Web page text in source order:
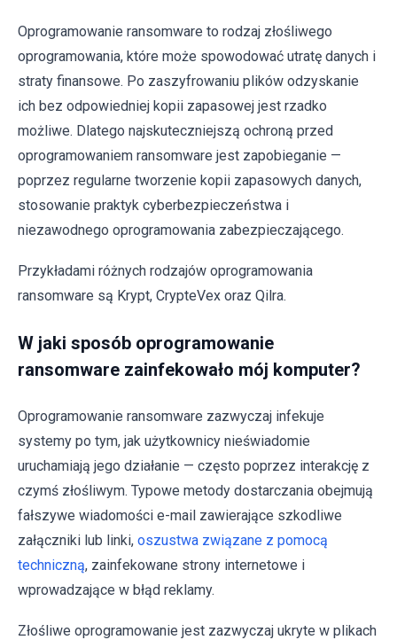
Oprogramowanie ransomware to rodzaj złośliwego
oprogramowania, które może spowodować utratę danych i
straty finansowe. Po zaszyfrowaniu plików odzyskanie
ich bez odpowiedniej kopii zapasowej jest rzadko
możliwe. Dlatego najskuteczniejszą ochroną przed
oprogramowaniem ransomware jest zapobieganie —
poprzez regularne tworzenie kopii zapasowych danych,
stosowanie praktyk cyberbezpieczeństwa i
niezawodnego oprogramowania zabezpieczającego.
Przykładami różnych rodzajów oprogramowania
ransomware są Krypt, CrypteVex oraz Qilra.
W jaki sposób oprogramowanie
ransomware zainfekowało mój komputer?
Oprogramowanie ransomware zazwyczaj infekuje
systemy po tym, jak użytkownicy nieświadomie
uruchamiają jego działanie — często poprzez interakcję z
czymś złośliwym. Typowe metody dostarczania obejmują
fałszywe wiadomości e-mail zawierające szkodliwe
załączniki lub linki, oszustwa związane z pomocą
techniczną, zainfekowane strony internetowe i
wprowadzające w błąd reklamy.
Złośliwe oprogramowanie jest zazwyczaj ukryte w plikach